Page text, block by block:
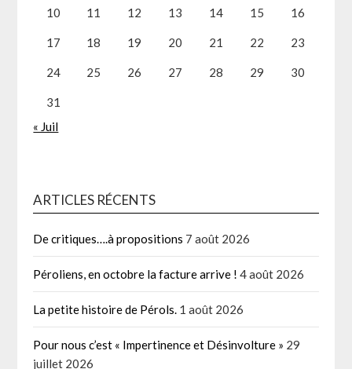
10 11 12 13 14 15 16
17 18 19 20 21 22 23
24 25 26 27 28 29 30
31
« Juil
ARTICLES RÉCENTS
De critiques….à propositions 7 août 2026
Péroliens, en octobre la facture arrive ! 4 août 2026
La petite histoire de Pérols. 1 août 2026
Pour nous c’est « Impertinence et Désinvolture » 29
juillet 2026